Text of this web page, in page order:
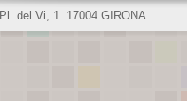
Pl. del Vi, 1. 17004 GIRONA